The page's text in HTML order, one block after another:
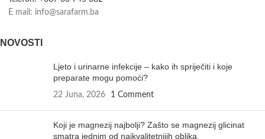
E mail: info@sarafarm.ba
NOVOSTI
Ljeto i urinarne infekcije – kako ih spriječiti i koje
preparate mogu pomoći?
22 Juna, 2026 1 Comment
Koji je magnezij najbolji? Zašto se magnezij glicinat
smatra jednim od najkvalitetnijih oblika.